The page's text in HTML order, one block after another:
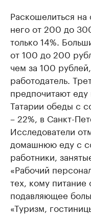
Раскошелиться на
него от 200 до
только 14%.
от 100 до 200
чем за 100
работодатель.
предпочитают
Татарии обеды с
– 22%, в Санкт-
Исследователи
домашнюю еду с
работники,
«Рабочий
тех, кому питание
подавляющее
«Туризм,